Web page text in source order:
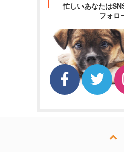
忙しいあなたは
フォロ